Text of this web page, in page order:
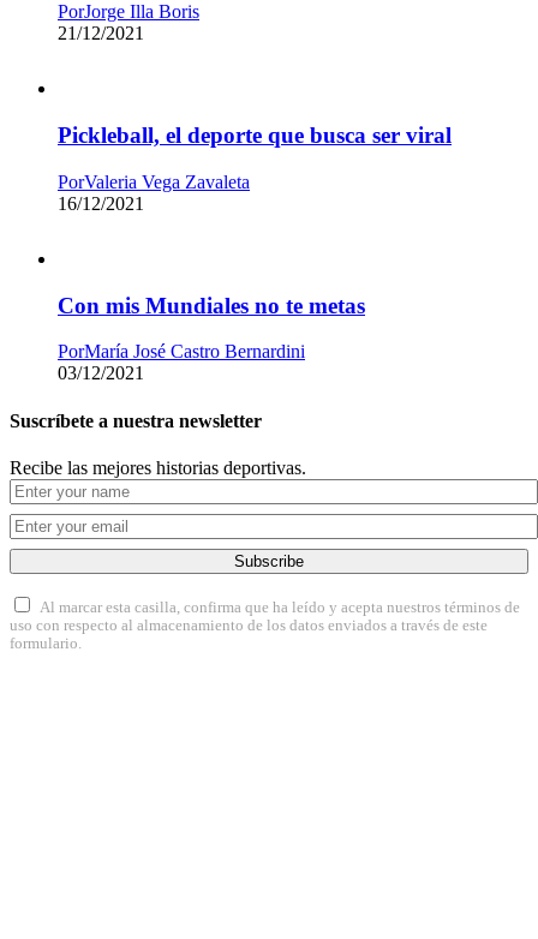
PorJorge Illa Boris
21/12/2021
Pickleball, el deporte que busca ser viral
PorValeria Vega Zavaleta
16/12/2021
Con mis Mundiales no te metas
PorMaría José Castro Bernardini
03/12/2021
Suscríbete a nuestra newsletter
Recibe las mejores historias deportivas.
Subscribe
Al marcar esta casilla, confirma que ha leído y acepta nuestros términos de
uso con respecto al almacenamiento de los datos enviados a través de este
formulario.